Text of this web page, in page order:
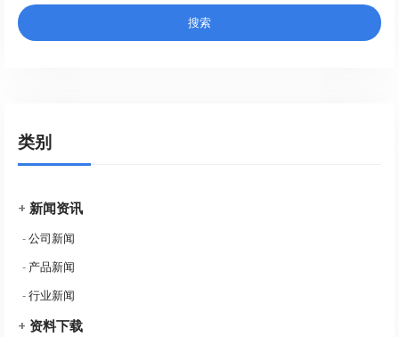
类别
+ 新闻资讯
-公司新闻
- 产品新闻
-行业新闻
+ 资料下载